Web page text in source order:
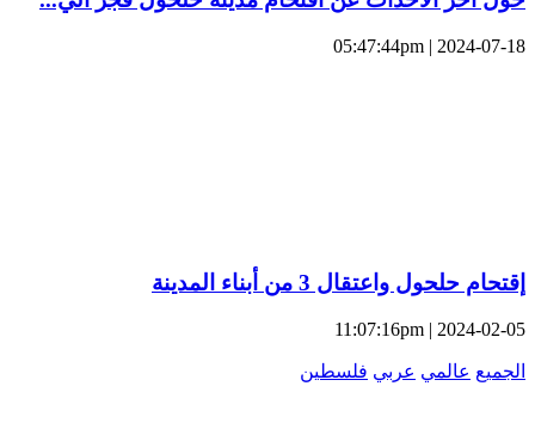
2024-07-18 | 05:47:44pm
إقتحام حلحول واعتقال 3 من أبناء المدينة
2024-02-05 | 11:07:16pm
الجميع عالمي عربي فلسطين